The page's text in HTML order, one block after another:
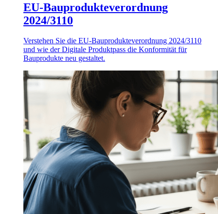
EU-Bauprodukteverordnung
2024/3110
Verstehen Sie die EU-Bauprodukteverordnung 2024/3110
und wie der Digitale Produktpass die Konformität für
Bauprodukte neu gestaltet.